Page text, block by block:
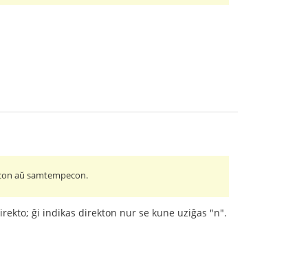
aŭ samtempecon.
ĝi indikas direkton nur se kune uziĝas "n".